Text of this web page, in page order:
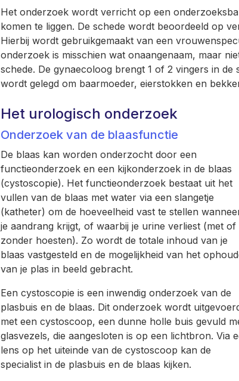
Het onderzoek wordt verricht op een
komen te liggen. De schede wordt beoordeeld op
Hierbij wordt gebruikgemaakt van een
onderzoek is misschien wat onaangenaam, maar
schede. De gynaecoloog brengt 1 of 2 vingers in
wordt gelegd om baarmoeder, eierstokken en
Het urologisch onderzoek
Onderzoek van de blaasfunctie
De blaas kan worden onderzocht door een
functieonderzoek en een kijkonderzoek in de blaas
(cystoscopie). Het functieonderzoek bestaat uit het
vullen van de blaas met water via een slangetje
(katheter) om de hoeveelheid vast te stellen
je aandrang krijgt, of waarbij je urine verliest (met of
zonder hoesten). Zo wordt de totale inhoud van je
blaas vastgesteld en de mogelijkheid van het
van je plas in beeld gebracht.
Een cystoscopie is een inwendig onderzoek van de
plasbuis en de blaas. Dit onderzoek wordt
met een cystoscoop, een dunne holle buis gevuld
glasvezels, die aangesloten is op een lichtbron. Via
lens op het uiteinde van de cystoscoop kan de
specialist in de plasbuis en de blaas kijken.